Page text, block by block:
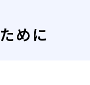
めに